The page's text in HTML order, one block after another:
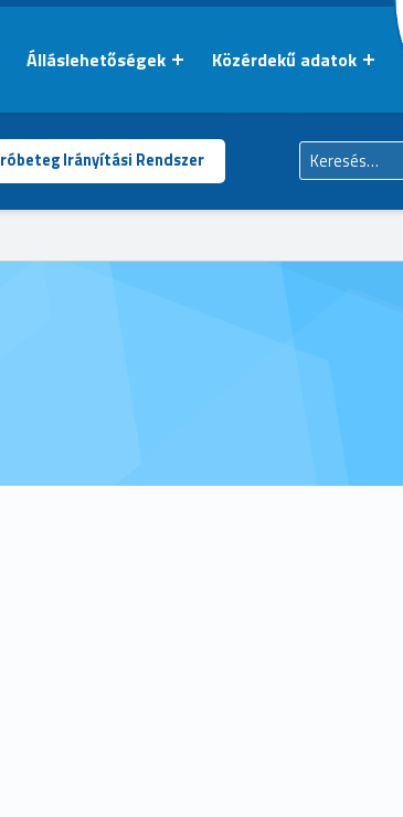
Álláslehetőségek Közérdekű adatok
Irányítási Rendszer